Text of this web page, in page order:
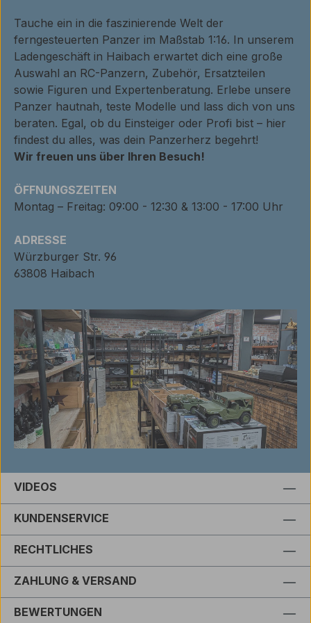
Tauche ein in die faszinierende Welt der
ferngesteuerten Panzer im Maßstab 1:16. In unserem
Ladengeschäft in Haibach erwartet dich eine große
Auswahl an RC-Panzern, Zubehör, Ersatzteilen
sowie Figuren und Expertenberatung. Erlebe unsere
Panzer hautnah, teste Modelle und lass dich von uns
beraten. Egal, ob du Einsteiger oder Profi bist – hier
findest du alles, was dein Panzerherz begehrt!
Wir freuen uns über Ihren Besuch!
ÖFFNUNGSZEITEN
Montag – Freitag: 09:00 - 12:30 & 13:00 - 17:00 Uhr
ADRESSE
Würzburger Str. 96
63808 Haibach
VIDEOS
KUNDENSERVICE
RECHTLICHES
ZAHLUNG & VERSAND
BEWERTUNGEN